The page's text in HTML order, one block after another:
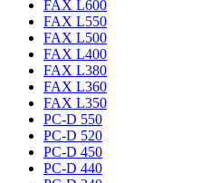
FAX L600
FAX L550
FAX L500
FAX L400
FAX L380
FAX L360
FAX L350
PC-D 550
PC-D 520
PC-D 450
PC-D 440